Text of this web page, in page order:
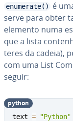
enumerate()
é
serve para obter
elemento numa
que a lista
te­res da cadeia),
com uma List
seguir:
text =
"Python"
python